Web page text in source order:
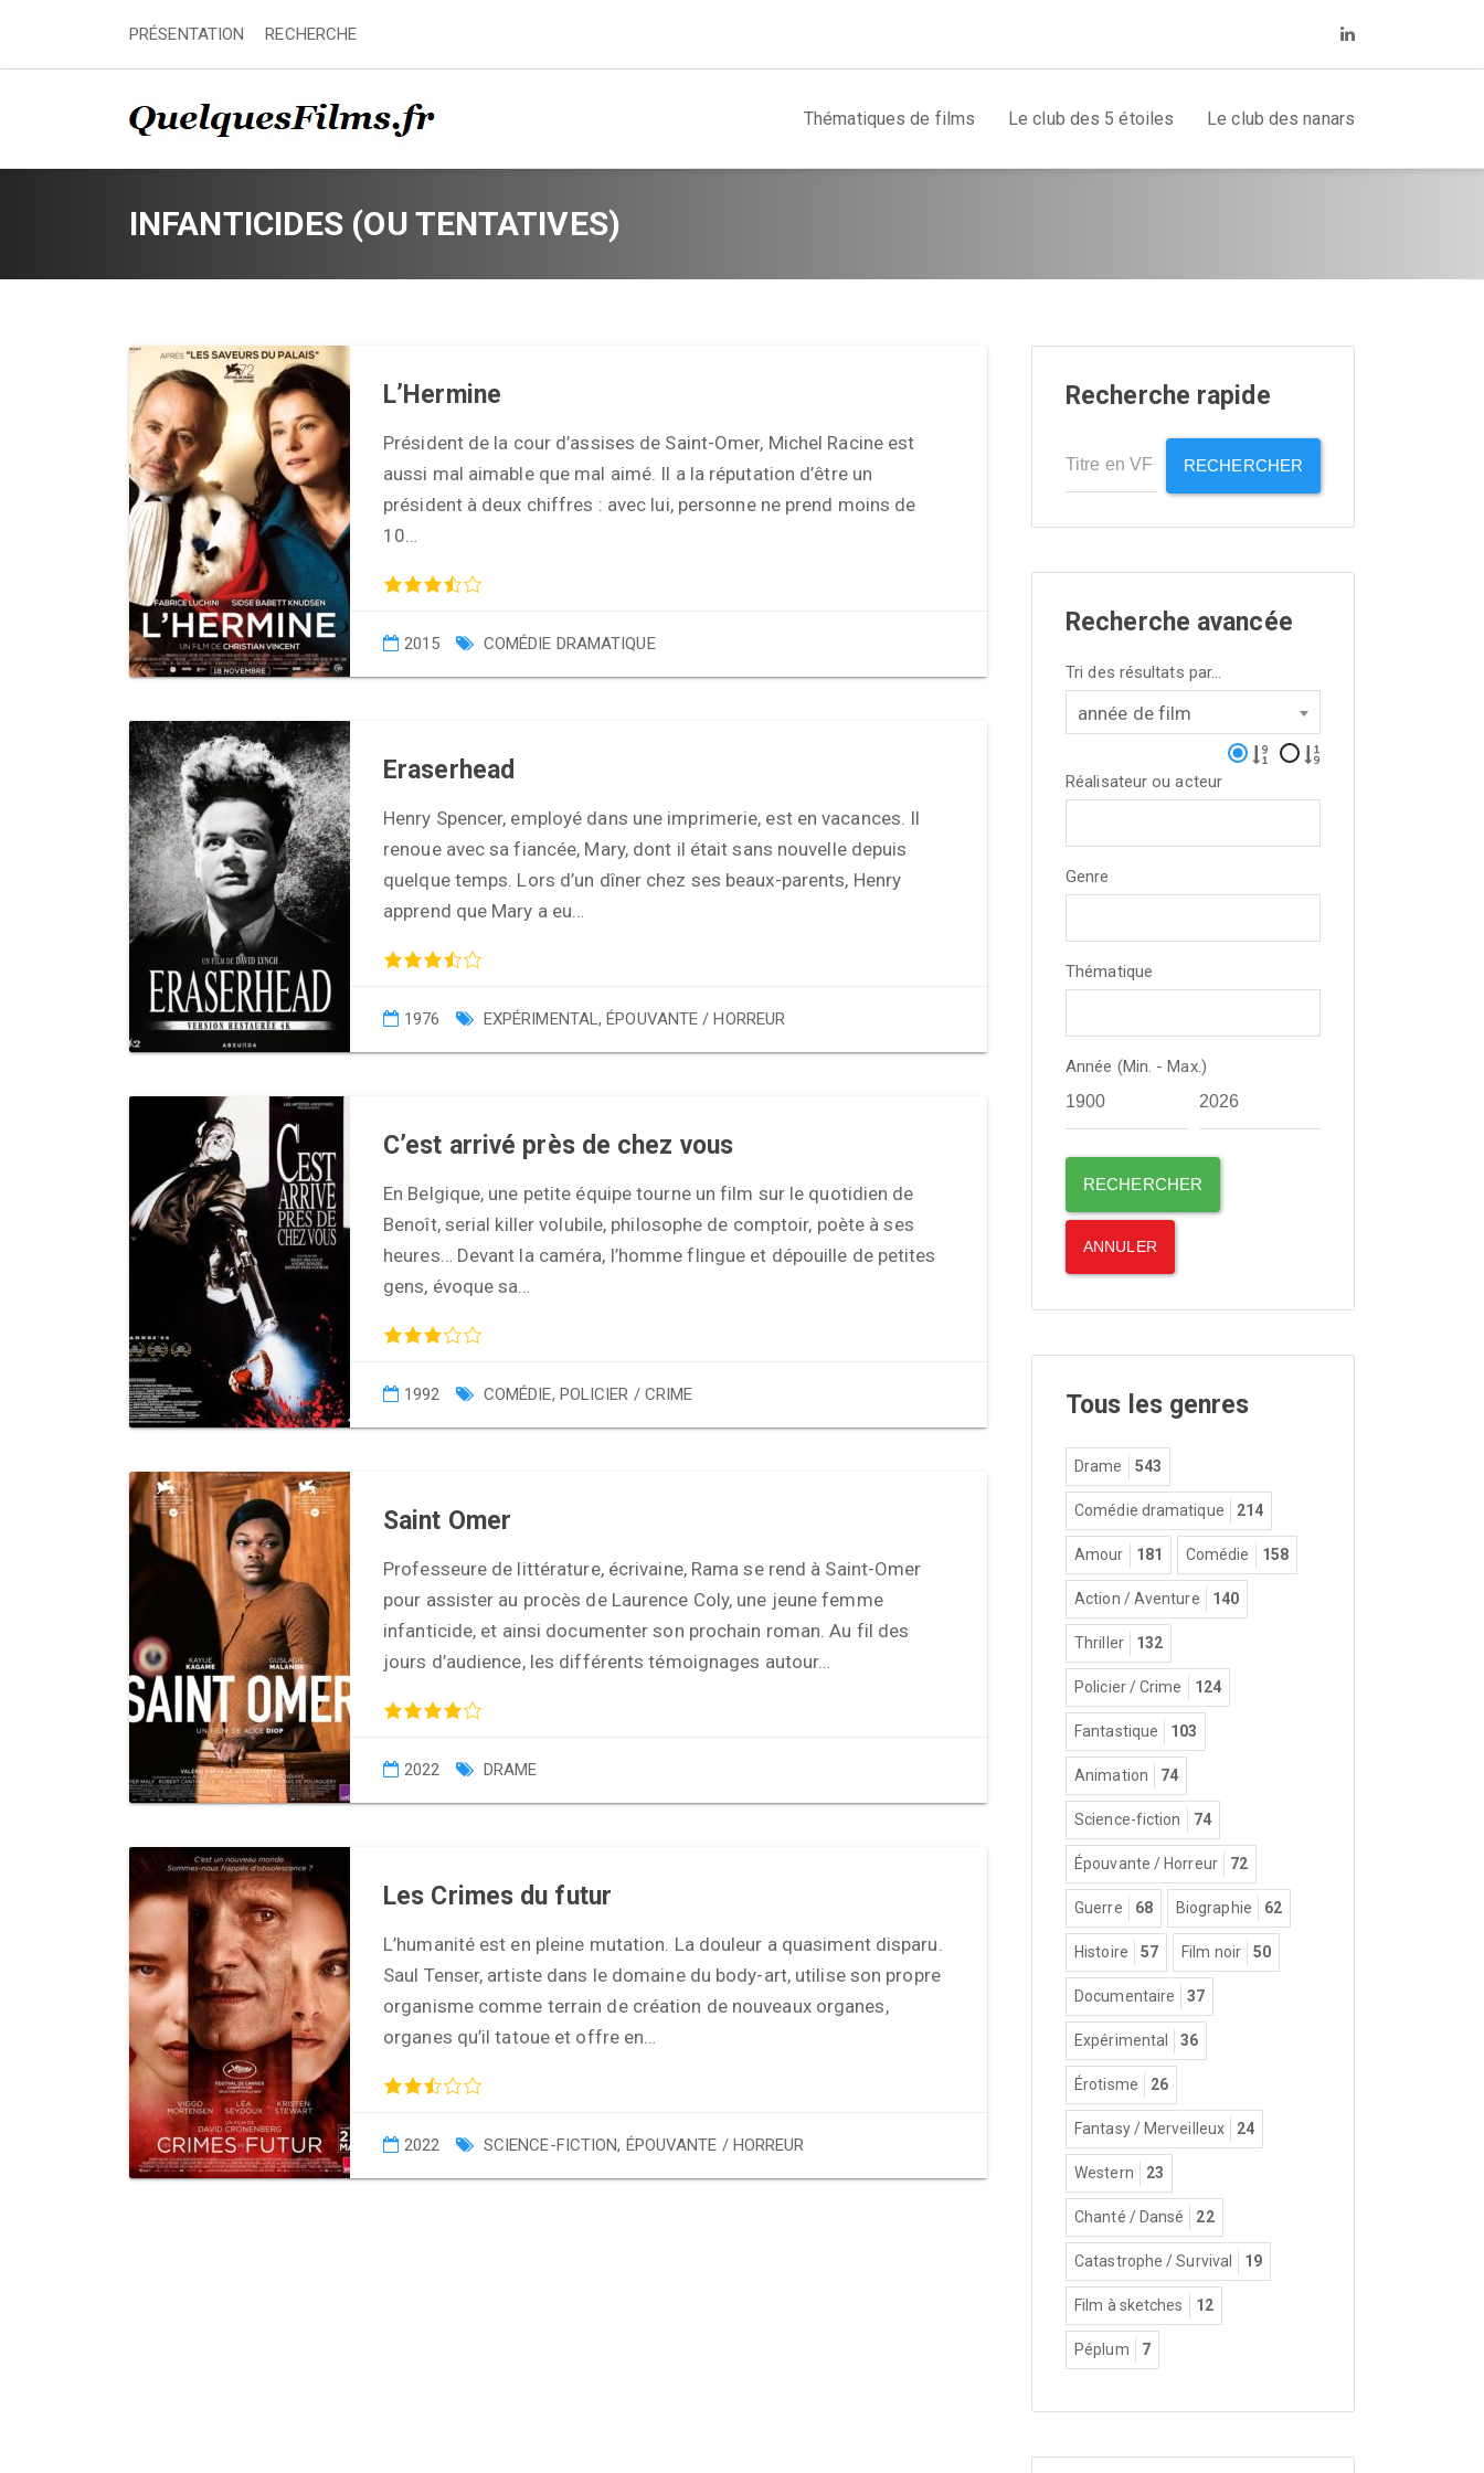
PRÉSENTATION RECHERCHE
Thématiques de films Le club des 5 étoiles Le club des nanars
INFANTICIDES (OU TENTATIVES)
L’Hermine
Président de la cour d’assises de Saint-Omer, Michel Racine est
aussi mal aimable que mal aimé. Il a la réputation d’être un
président à deux chiffres : avec lui, personne ne prend moins de
10…
2015 COMÉDIE DRAMATIQUE
Eraserhead
Henry Spencer, employé dans une imprimerie, est en vacances. Il
renoue avec sa fiancée, Mary, dont il était sans nouvelle depuis
quelque temps. Lors d’un dîner chez ses beaux-parents, Henry
apprend que Mary a eu…
1976 EXPÉRIMENTAL,ÉPOUVANTE / HORREUR
C’est arrivé près de chez vous
En Belgique, une petite équipe tourne un film sur le quotidien de
Benoît, serial killer volubile, philosophe de comptoir, poète à ses
heures… Devant la caméra, l’homme flingue et dépouille de petites
gens, évoque sa…
1992 COMÉDIE, POLICIER / CRIME
Saint Omer
Professeure de littérature, écrivaine, Rama se rend à Saint-Omer
pour assister au procès de Laurence Coly, une jeune femme
infanticide, et ainsi documenter son prochain roman. Au fil des
jours d’audience, les différents témoignages autour…
2022 DRAME
Les Crimes du futur
L’humanité est en pleine mutation. La douleur a quasiment disparu.
Saul Tenser, artiste dans le domaine du body-art, utilise son propre
organisme comme terrain de création de nouveaux organes,
organes qu’il tatoue et offre en…
2022 SCIENCE-FICTION, ÉPOUVANTE / HORREUR
Recherche rapide
RECHERCHER
Recherche avancée
Tri des résultats par...
année de film
Réalisateur ou acteur
Genre
Thématique
Année (Min. - Max.)
Tous les genres
Drame 543
Comédie dramatique 214
Amour 181 Comédie 158
Action / Aventure 140
Thriller 132
Policier / Crime 124
Fantastique 103
Animation 74
Science-fiction 74
Épouvante / Horreur 72
Guerre 68 Biographie 62
Histoire 57 Film noir 50
Documentaire 37
Expérimental 36
Érotisme 26
Fantasy / Merveilleux 24
Western 23
Chanté / Dansé 22
Catastrophe / Survival 19
Film à sketches 12
Péplum 7